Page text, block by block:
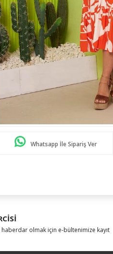
Whatsapp İle Sipariş Ver
haberdar olmak için e-bültenimize kayıt